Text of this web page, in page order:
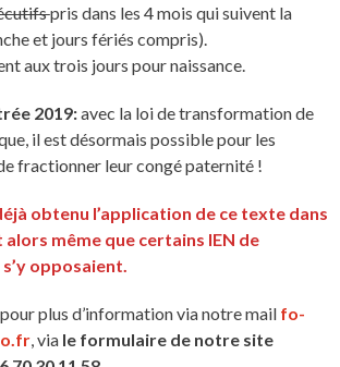
pris dans les 4 mois qui suivent la
et jours fériés compris).
aux trois jours pour naissance.
2019:avec la loi de transformation de
il est désormais possible pour les
fractionner leur congé paternité !
obtenu l’application de ce texte dans
même que certains IEN de
opposaient.
plus d’information via notre mail fo-
, via le formulaire de notre site